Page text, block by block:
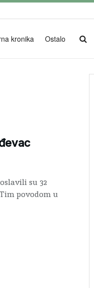
kronika Ostalo
su 32
povodom u